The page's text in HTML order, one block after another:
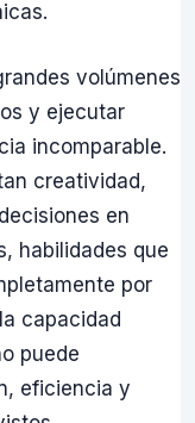
volúmenes
y ejecutar
incomparable.
creatividad,
en
habilidades que
por
capacidad
puede
eficiencia y